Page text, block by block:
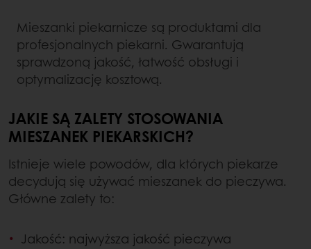
Mieszanki piekarnicze są produktami dla
profesjonalnych piekarni. Gwarantują
sprawdzoną jakość, łatwość obsługi i
optymalizację kosztową.
JAKIE SĄ ZALETY STOSOWANIA
MIESZANEK PIEKARSKICH?
Istnieje wiele powodów, dla których piekarze
decydują się używać mieszanek do pieczywa.
Główne zalety to:
Jakość: najwyższa jakość pieczywa